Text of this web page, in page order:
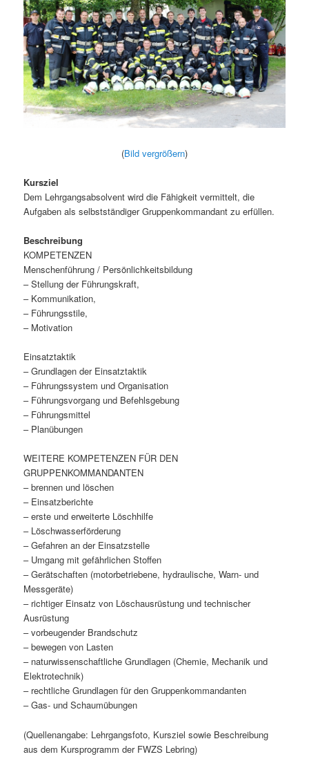
(Bild vergrößern)
Kursziel
Dem Lehrgangsabsolvent wird die Fähigkeit vermittelt, die
Aufgaben als selbstständiger Gruppenkommandant zu erfüllen.
Beschreibung
KOMPETENZEN
Menschenführung / Persönlichkeitsbildung
– Stellung der Führungskraft,
– Kommunikation,
– Führungsstile,
– Motivation
Einsatztaktik
– Grundlagen der Einsatztaktik
– Führungssystem und Organisation
– Führungsvorgang und Befehlsgebung
– Führungsmittel
– Planübungen
WEITERE KOMPETENZEN FÜR DEN
GRUPPENKOMMANDANTEN
– brennen und löschen
– Einsatzberichte
– erste und erweiterte Löschhilfe
– Löschwasserförderung
– Gefahren an der Einsatzstelle
– Umgang mit gefährlichen Stoffen
– Gerätschaften (motorbetriebene, hydraulische, Warn- und
Messgeräte)
– richtiger Einsatz von Löschausrüstung und technischer
Ausrüstung
– vorbeugender Brandschutz
– bewegen von Lasten
– naturwissenschaftliche Grundlagen (Chemie, Mechanik und
Elektrotechnik)
– rechtliche Grundlagen für den Gruppenkommandanten
– Gas- und Schaumübungen
(Quellenangabe: Lehrgangsfoto, Kursziel sowie Beschreibung
aus dem Kursprogramm der FWZS Lebring)